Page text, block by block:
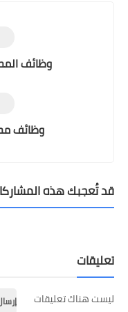
وظائف
وظائف
قد تُعجبك هذه
تعليقات
ليست هناك تعليقات